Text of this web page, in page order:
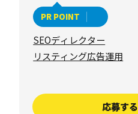
PR POINT
SEOディレクター
リスティング広告運用
応募する